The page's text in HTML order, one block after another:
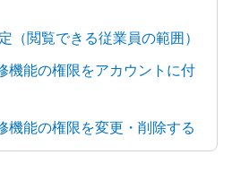
（閲覧できる従業員の範囲）
機能の権限をアカウントに付
機能の権限を変更・削除する